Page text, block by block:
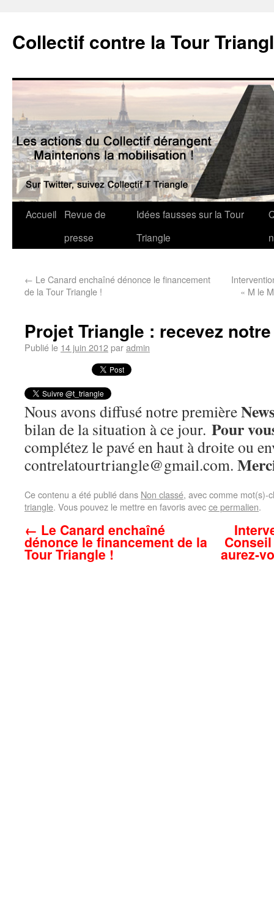
Collectif contre la Tour
Accueil
Revue de
presse
Idées fausses sur la Tour
Triangle
← Le Canard enchaîné dénonce le financement
de la Tour Triangle !
« M le
Projet Triangle : recevez
Publié le 14 juin 2012paradmin
Nous avons diffusé notre première
bilan de la situation à ce jour. Pour
complétez le pavé en haut à droite ou
contrelatourtriangle@gmail.com.
Ce contenu a été publié dans Non classé, avec comme mot(s)-
triangle. Vous pouvez le mettre en favoris avecce permalien.
← Le Canard enchaîné
dénonce le financement de la
Tour Triangle ! aurez-